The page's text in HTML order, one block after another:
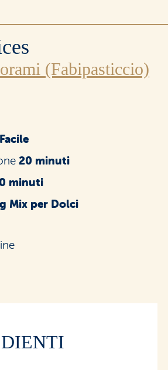
(Fabipasticcio)
Facile
20 minuti
minuti
Mix per Dolci